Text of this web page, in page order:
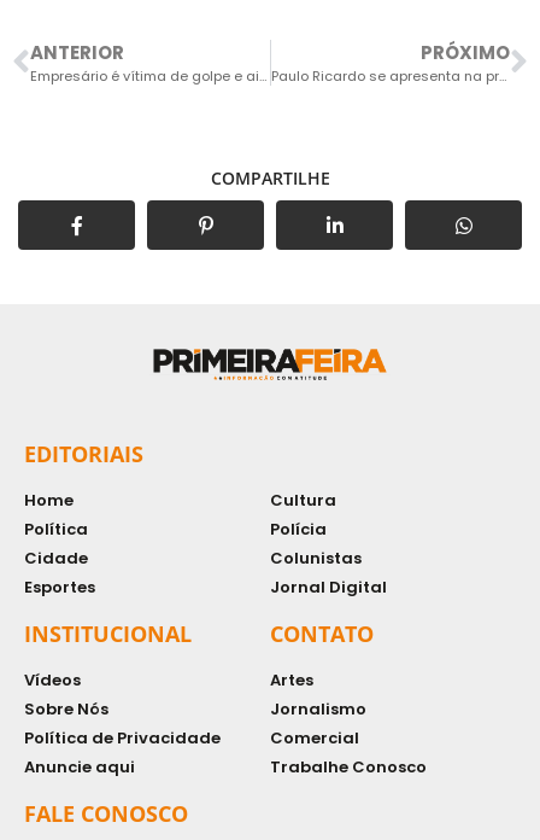
ANTERIOR
Empresário é vítima de golpe e ainda sofre ameaça de morte
PRÓXIMO
Paulo Ricardo se apresenta na primeira noite do “Maio Musical” no feriado do Dia do Trabalho
COMPARTILHE
EDITORIAIS
Home
Política
Cidade
Esportes
Cultura
Polícia
Colunistas
Jornal Digital
INSTITUCIONAL
Vídeos
Sobre Nós
Política de Privacidade
Anuncie aqui
CONTATO
Artes
Jornalismo
Comercial
Trabalhe Conosco
FALE CONOSCO